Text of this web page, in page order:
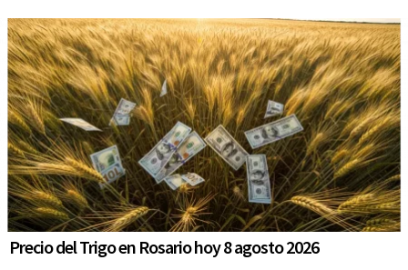
Precio del Trigo en Rosario hoy 8 agosto 2026